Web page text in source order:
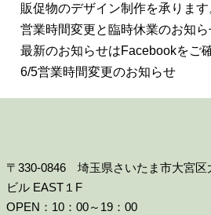
販促物のデザイン制作を承ります
営業時間変更と臨時休業のお知ら
最新のお知らせはFacebookをご
6/5営業時間変更のお知らせ
〒330-0846 埼玉県さいたま市大宮区
ビル EAST１F
OPEN：10：00～19：00